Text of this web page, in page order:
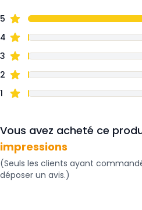
5
4
3
2
1
Vous avez acheté ce
impressions
(Seuls les clients ayant
déposer un avis.)